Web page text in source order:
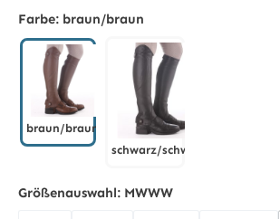
Farbe: braun/braun
braun/braun
braun/braunschwarz/schwarz
Größenauswahl: MWWW